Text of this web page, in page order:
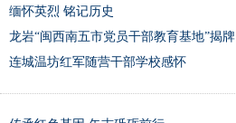
缅怀英烈 铭记历史
龙岩“闽西南五市党员干部教育基地”揭牌
连城温坊红军随营干部学校感怀